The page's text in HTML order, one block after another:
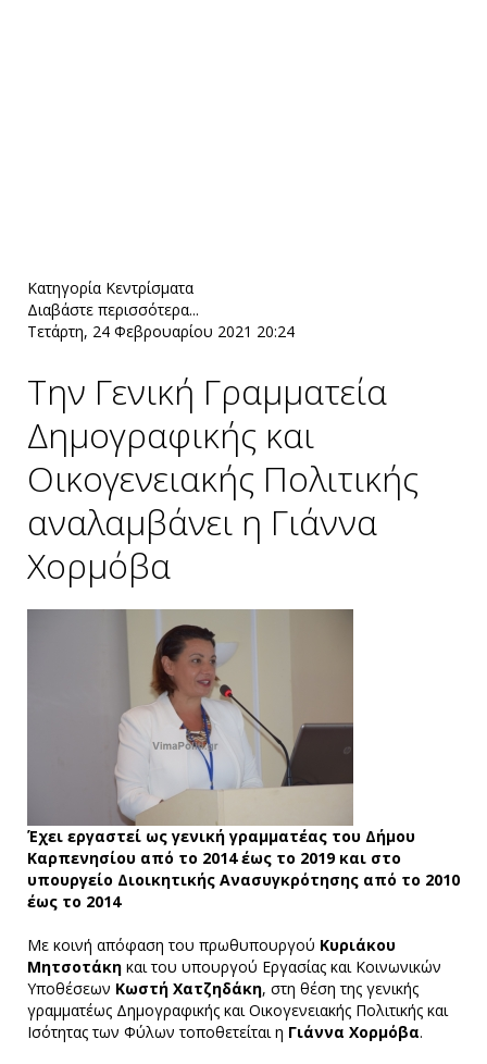
Κατηγορία Κεντρίσματα
Διαβάστε περισσότερα...
Τετάρτη, 24 Φεβρουαρίου 2021 20:24
Την Γενική Γραμματεία
Δημογραφικής και
Οικογενειακής Πολιτικής
αναλαμβάνει η Γιάννα
Χορμόβα
Έχει εργαστεί ως γενική γραμματέας του Δήμου
Καρπενησίου από το 2014 έως το 2019 και στο
υπουργείο Διοικητικής Ανασυγκρότησης από το 2010
έως το 2014
Με κοινή απόφαση του πρωθυπουργού Κυριάκου
Μητσοτάκη και του υπουργού Εργασίας και Κοινωνικών
Υποθέσεων Κωστή Χατζηδάκη, στη θέση της γενικής
γραμματέως Δημογραφικής και Οικογενειακής Πολιτικής και
Ισότητας των Φύλων τοποθετείται η Γιάννα Χορμόβα.